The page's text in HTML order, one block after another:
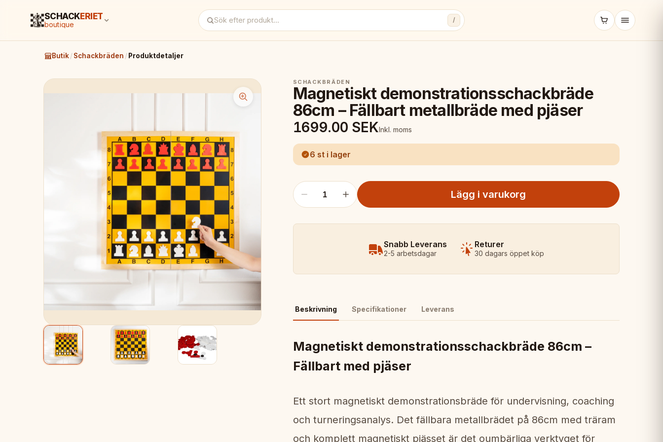
SCHACK ERIET
boutique
/
Butik/ Schackbräden / Produktdetaljer
SCHACKBRÄDEN
Magnetiskt demonstrationsschackbräde
86cm – Fällbart metallbräde med pjäser
1699.00 SEKInkl. moms
6 st i lager
1 Lägg i varukorg
Snabb Leverans
2-5 arbetsdagar
Returer
30 dagars öppet köp
Beskrivning Specifikationer Leverans
Magnetiskt demonstrationsschackbräde 86cm –
Fällbart med pjäser
Ett stort magnetiskt demonstrationsbräde för undervisning, coaching
och turneringsanalys. Det fällbara metallbrädet på 86cm med träram
och komplett magnetiskt pjässet är det oumbärliga verktyget för